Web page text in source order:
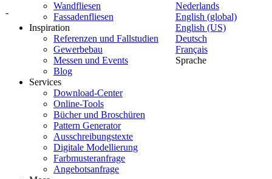
-
Nederlands
English (global)
English (US)
Deutsch
Français
Sprache
Wandfliesen
Fassadenfliesen
Inspiration
Referenzen und Fallstudien
Gewerbebau
Messen und Events
Blog
Services
Download-Center
Online-Tools
Bücher und Broschüren
Pattern Generator
Ausschreibungstexte
Digitale Modellierung
Farbmusteranfrage
Angebotsanfrage